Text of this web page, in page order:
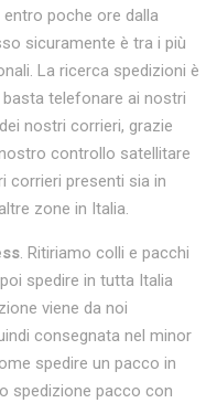
poche ore dalla
sicuramente è tra i più
La ricerca spedizioni è
telefonare ai nostri
nostri corrieri, grazie
controllo satellitare
corrieri presenti sia in
zone in Italia.
. Ritiriamo colli e pacchi
spedire in tutta Italia
viene da noi
consegnata nel minor
spedire un pacco in
spedizione pacco con